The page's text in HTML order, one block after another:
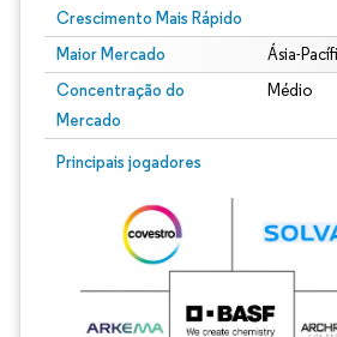
Crescimento Mais Rápido
Maior Mercado Ásia-
Concentração do
Mercado
Médio
Principais jogadores
Imagem © Mordor Intelligence. O reuso